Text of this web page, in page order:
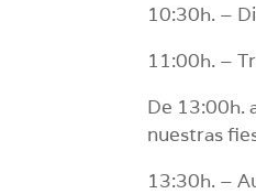
10:30h. –
11:00h. –
De 13:00h.
nuestras
13:30h. –